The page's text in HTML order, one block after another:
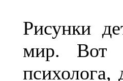
Рисунки
мир. Вот
психолога,